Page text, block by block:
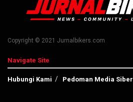
Copyright © 2021 Jurnalbikers.com
Navigate Site
Hubungi Kami Pedoman Media Siber